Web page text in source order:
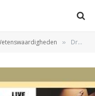
» Drie van de beste live albums ooit…